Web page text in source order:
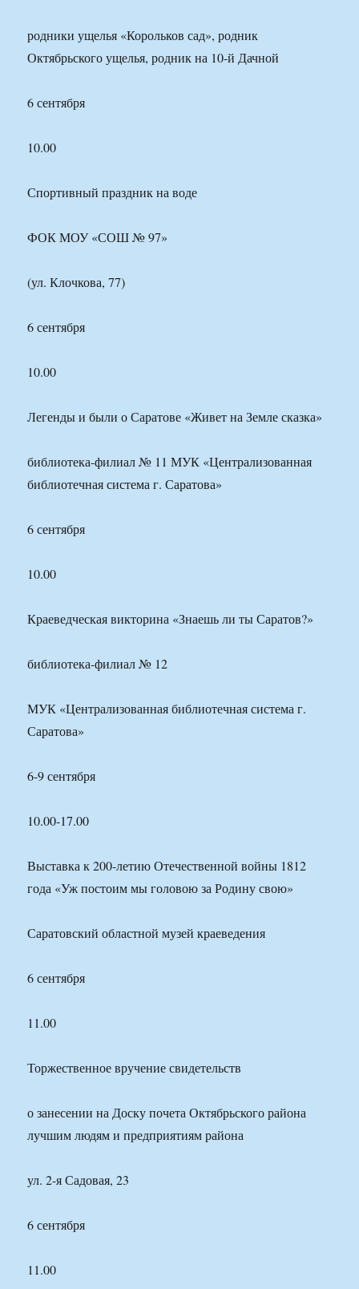
родники ущелья «Корольков сад», родник
Октябрьского ущелья, родник на 10-й Дачной
6 сентября
10.00
Спортивный праздник на воде
ФОК МОУ «СОШ № 97»
(ул. Клочкова, 77)
6 сентября
10.00
Легенды и были о Саратове «Живет на Земле сказка»
библиотека-филиал № 11 МУК «Централизованная
библиотечная система г. Саратова»
6 сентября
10.00
Краеведческая викторина «Знаешь ли ты Саратов?»
библиотека-филиал № 12
МУК «Централизованная библиотечная система г.
Саратова»
6-9 сентября
10.00-17.00
Выставка к 200-летию Отечественной войны 1812
года «Уж постоим мы головою за Родину свою»
Саратовский областной музей краеведения
6 сентября
11.00
Торжественное вручение свидетельств
о занесении на Доску почета Октябрьского района
лучшим людям и предприятиям района
ул. 2-я Садовая, 23
6 сентября
11.00